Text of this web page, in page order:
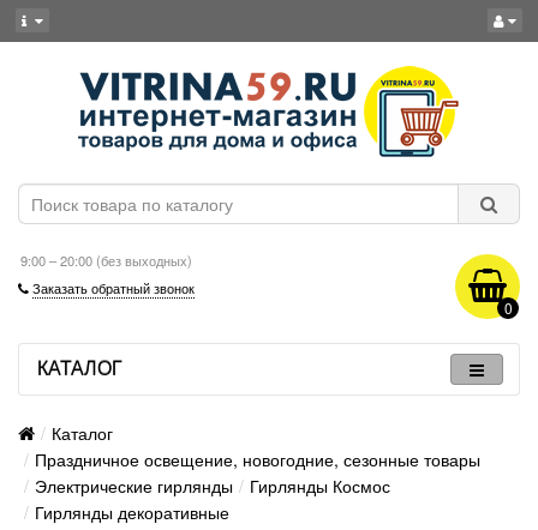
9:00 – 20:00 (без выходных)
Заказать обратный звонок
0
КАТАЛОГ
Каталог
Праздничное освещение, новогодние, сезонные товары
Электрические гирлянды
Гирлянды Космос
Гирлянды декоративные